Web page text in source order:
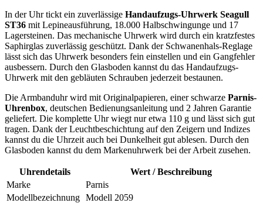
In der Uhr tickt ein zuverlässige Handaufzugs-Uhrwerk Seagull
ST36 mit Lepineausführung, 18.000 Halbschwingunge und 17
Lagersteinen. Das mechanische Uhrwerk wird durch ein kratzfestes
Saphirglas zuverlässig geschützt. Dank der Schwanenhals-Reglage
lässt sich das Uhrwerk besonders fein einstellen und ein Gangfehler
ausbessern. Durch den Glasboden kannst du das Handaufzugs-
Uhrwerk mit den gebläuten Schrauben jederzeit bestaunen.
Die Armbanduhr wird mit Originalpapieren, einer schwarze Parnis-
Uhrenbox, deutschen Bedienungsanleitung und 2 Jahren Garantie
geliefert. Die komplette Uhr wiegt nur etwa 110 g und lässt sich gut
tragen. Dank der Leuchtbeschichtung auf den Zeigern und Indizes
kannst du die Uhrzeit auch bei Dunkelheit gut ablesen. Durch den
Glasboden kannst du dem Markenuhrwerk bei der Arbeit zusehen.
Uhrendetails
Wert / Beschreibung
Marke
Parnis
Modellbezeichnung Modell 2059